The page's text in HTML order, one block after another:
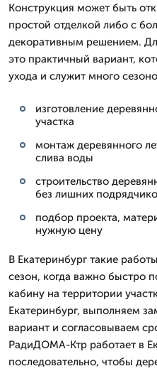
Конструкция может быть
простой отделкой либо с
декоративным решением.
это практичный вариант,
ухода и служит много
изготовление
участка
монтаж деревянного
слива воды
строительство
без лишних
подбор проекта,
нужную цену
В Екатеринбург такие
сезон, когда важно быстро
кабину на территории
Екатеринбург, выполняем
вариант и согласовываем
РадиДОМА-Ктр работает в
последовательно, чтобы